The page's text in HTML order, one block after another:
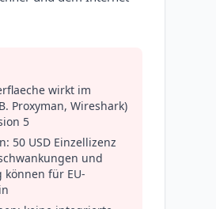
wirkt im
Proxyman, Wireshark)
5
50 USD Einzellizenz
und
können für EU-